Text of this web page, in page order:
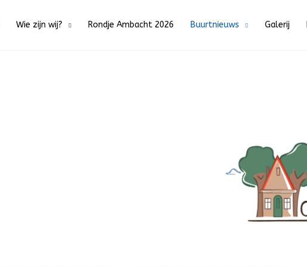
Wie zijn wij? Rondje Ambacht 2026 Buurtnieuws Galerij